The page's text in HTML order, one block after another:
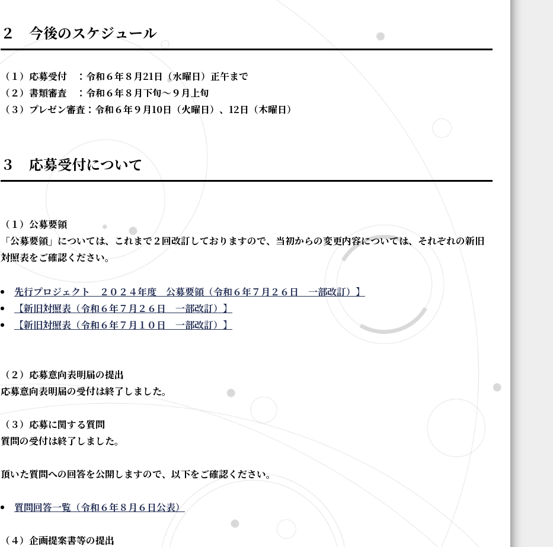
２ 今後のスケジュール
（１）応募受付 ：令和６年８月21日（水曜日）正午まで
（２）書類審査 ：令和６年８月下旬～９月上旬
（３）プレゼン審査：令和６年９月10日（火曜日）、12日（木曜日）
３ 応募受付について
（１）公募要領
「公募要領」については、これまで２回改訂しておりますので、当初からの変更内容については、それぞれの新旧
対照表をご確認ください。
先行プロジェクト ２０２４年度 公募要領（令和６年７月２６日 一部改訂）】
【新旧対照表（令和６年７月２６日 一部改訂）】
【新旧対照表（令和６年７月１０日 一部改訂）】
（２）応募意向表明届の提出
応募意向表明届の受付は終了しました。
（３）応募に関する質問
質問の受付は終了しました。
頂いた質問への回答を公開しますので、以下をご確認ください。
質問回答一覧（令和６年８月６日公表）
（４）企画提案書等の提出